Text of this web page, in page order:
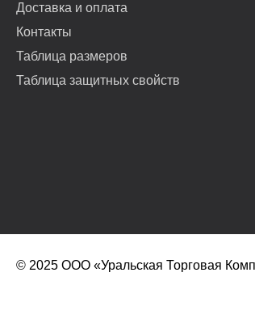
Доставка и оплата
Контакты
Таблица размеров
Таблица защитных свойств
© 2025 ООО «Уральская Торговая